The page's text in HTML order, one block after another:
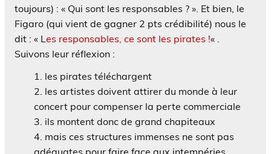
toujours) : « Qui sont les responsables ? ». Et bien, le
Figaro (qui vient de gagner 2 pts crédibilité) nous le
dit : « Les responsables, ce sont les pirates !« .
Suivons leur réflexion :
les pirates téléchargent
les artistes doivent attirer du monde à leur
concert pour compenser la perte commerciale
ils montent donc de grand chapiteaux
mais ces structures immenses ne sont pas